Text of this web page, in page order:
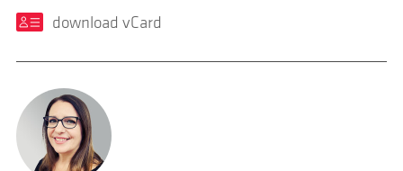
download vCard